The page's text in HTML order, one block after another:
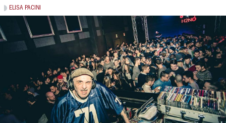
ELISA PACINI